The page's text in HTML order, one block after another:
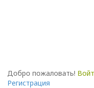
Добро пожаловать!
Регистрация